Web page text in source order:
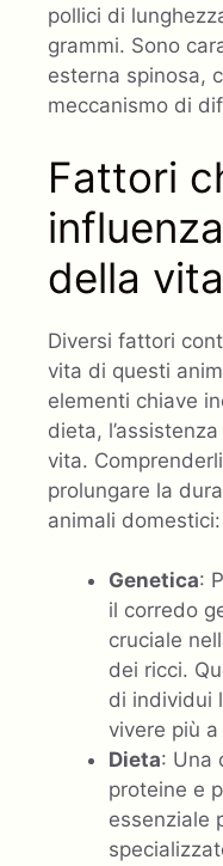
pollici di
grammi. Sono
esterna spinosa,
meccanismo di
Fattori
della vita
Diversi fattori
vita di questi
elementi chiave
dieta,
vita.
prolungare la
animali domestici:
Genetica:
il corredo
cruciale
dei ricci.
di individui
vivere più
Dieta: Una
proteine ​​e
essenziale